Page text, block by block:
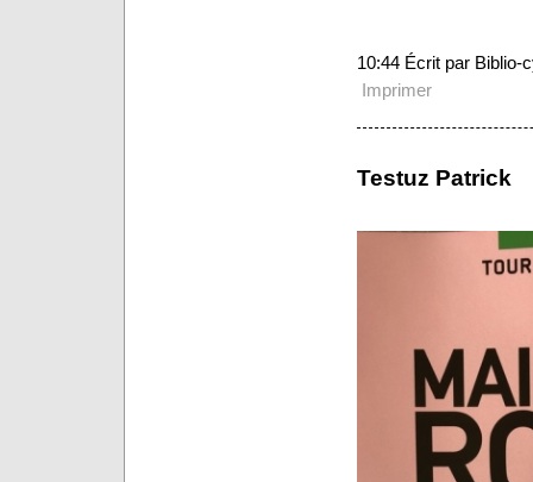
10:44 Écrit par Biblio-
Imprimer
Testuz Patrick